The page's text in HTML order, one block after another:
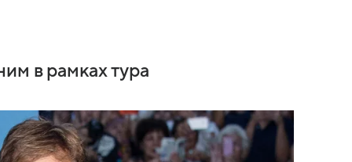
в рамках тура